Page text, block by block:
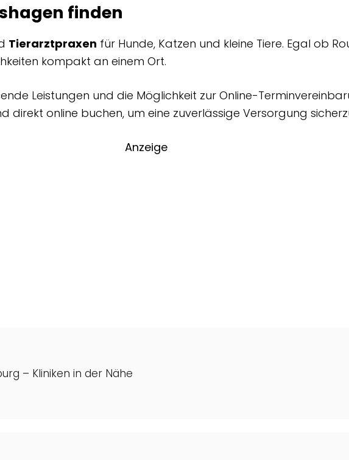
finden
Tierarztpraxen für Hunde, Katzen und kleine Tiere. Egal ob
kompakt an einem Ort.
Leistungen und die Möglichkeit zur Online-
direkt online buchen, um eine zuverlässige Versorgung
Anzeige
– Kliniken in der Nähe